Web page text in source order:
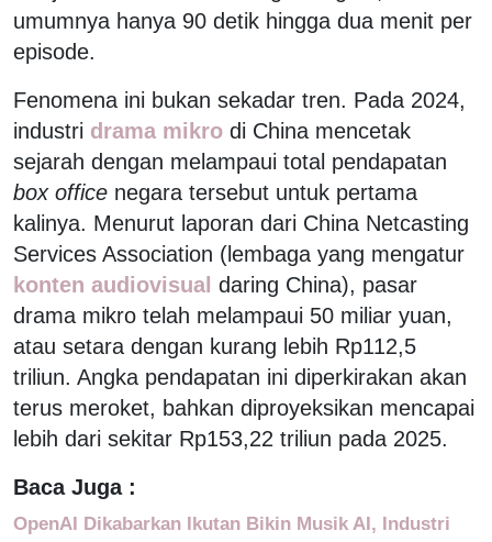
umumnya hanya 90 detik hingga dua menit per
episode.
Fenomena ini bukan sekadar tren. Pada 2024,
industri drama mikro di China mencetak
sejarah dengan melampaui total pendapatan
box office negara tersebut untuk pertama
kalinya. Menurut laporan dari China Netcasting
Services Association (lembaga yang mengatur
konten audiovisual daring China), pasar
drama mikro telah melampaui 50 miliar yuan,
atau setara dengan kurang lebih Rp112,5
triliun. Angka pendapatan ini diperkirakan akan
terus meroket, bahkan diproyeksikan mencapai
lebih dari sekitar Rp153,22 triliun pada 2025.
Baca Juga :
OpenAI Dikabarkan Ikutan Bikin Musik AI, Industri